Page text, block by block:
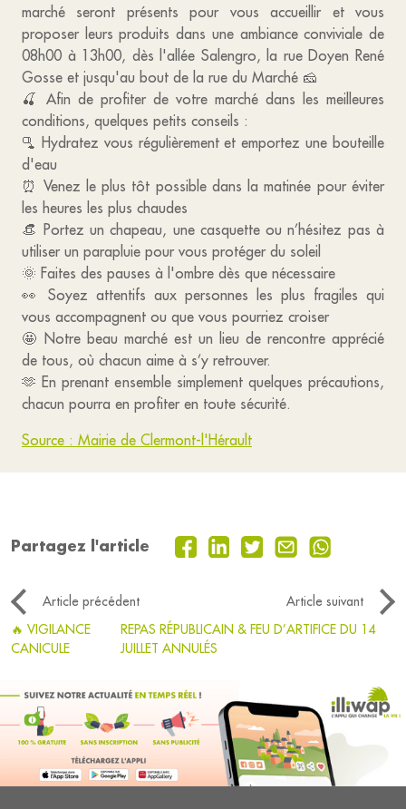
marché seront présents pour vous accueillir et vous
proposer leurs produits dans une ambiance conviviale de
08h00 à 13h00, dès l'allée Salengro, la rue Doyen René
Gosse et jusqu'au bout de la rue du Marché 🧀
🍒 Afin de profiter de votre marché dans les meilleures
conditions, quelques petits conseils :
🫗 Hydratez vous régulièrement et emportez une bouteille
d'eau
⏰ Venez le plus tôt possible dans la matinée pour éviter
les heures les plus chaudes
👒 Portez un chapeau, une casquette ou n’hésitez pas à
utiliser un parapluie pour vous protéger du soleil
🌞 Faites des pauses à l'ombre dès que nécessaire
👀 Soyez attentifs aux personnes les plus fragiles qui
vous accompagnent ou que vous pourriez croiser
🤩 Notre beau marché est un lieu de rencontre apprécié
de tous, où chacun aime à s’y retrouver.
🫶 En prenant ensemble simplement quelques précautions,
chacun pourra en profiter en toute sécurité.
Source : Mairie de Clermont-l'Hérault
Partagez l'article
Article précédent
Article suivant
🔥 VIGILANCE
CANICULE
REPAS RÉPUBLICAIN & FEU D’ARTIFICE DU 14
JUILLET ANNULÉS